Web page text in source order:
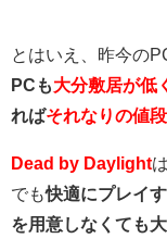
とはいえ、昨今の
PCも大分敷居が低
ればそれなりの値
Dead by Daylight
でも快適にプレイ
を用意しなくても